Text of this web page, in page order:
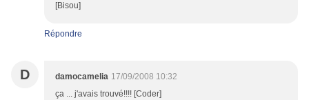
[Bisou]
Répondre
D damocamelia 17/09/2008 10:32
ça ... j'avais trouvé!!!! [Coder]